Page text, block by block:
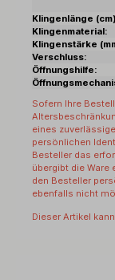
Klingenlänge
Klingenmaterial:
Klingenstärke
Verschluss:
Öffnungshilfe:
Sofern Ihre
eines
persönlichen
Besteller das
übergibt die Ware
den Besteller
ebenfalls nicht
Dieser Artikel kann